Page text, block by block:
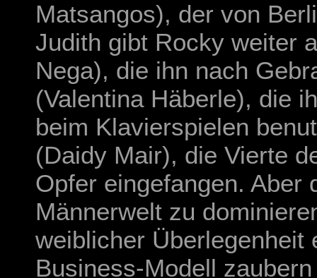
Matsangos), der von
Judith gibt Rocky weiter
Nega), die ihn nach
(Valentina Häberle), die
beim Klavierspielen
(Daidy Mair), die Vierte
Opfer eingefangen. Aber
Männerwelt zu
weiblicher Überlegenheit
Business-Modell